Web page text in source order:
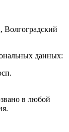
Волгоградский
данных:
в любой